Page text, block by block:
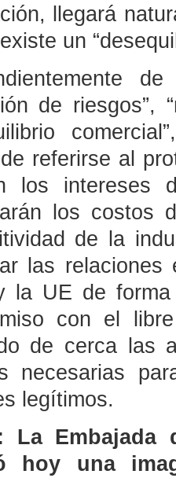
llegará
un
de riesgos”,
referirse al
los intereses
los costos
de la
las relaciones
la UE de
con el
de cerca las
necesarias
legítimos.
La Embajada
hoy una